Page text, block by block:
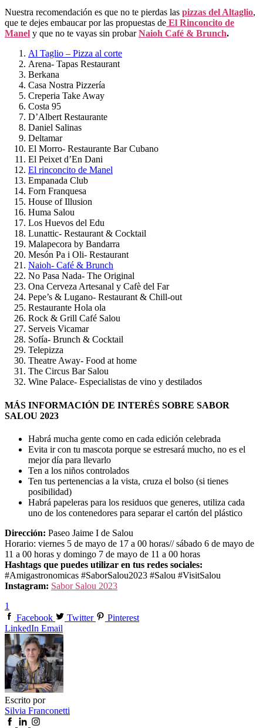
Nuestra recomendación es que no te pierdas las pizzas del Altaglio,
que te dejes embaucar por las propuestas de El Rinconcito de
Manel y que no te vayas sin probarNaioh Café & Brunch.
Al Taglio – Pizza al corte
Arena- Tapas Restaurant
Berkana
Casa Nostra Pizzería
Creperia Take Away
Costa 95
D’Albert Restaurante
Daniel Salinas
Deltamar
El Morro- Restaurante Bar Cubano
El Peixet d’En Dani
El rinconcito de Manel
Empanada Club
Forn Franquesa
House of Illusion
Huma Salou
Los Huevos del Edu
Lunattic- Restaurant & Cocktail
Malapecora by Bandarra
Mesón Pa i Oli- Restaurant
Naioh- Café & Brunch
No Pasa Nada- The Original
Ona Cerveza Artesanal y Cafè del Far
Pepe’s & Lugano- Restaurant & Chill-out
Restaurante Hola ola
Rock & Grill Café Salou
Serveis Vicamar
Sofía- Brunch & Cocktail
Telepizza
Theatre Away- Food at home
The Circus Bar Salou
Wine Palace- Especialistas de vino y destilados
MÁS INFORMACIÓN DE INTERÉS SOBRE SABOR
SALOU 2023
Habrá mucha gente como en cada edición celebrada
Evita ir con tu mascota porque se estresará mucho, no es el
mejor día para llevarlo
Ten a los niños controlados
Ten tus pertenencias a la vista, cruza el bolso (si tienes
posibilidad)
Habrá papeleras para los residuos que generes, utiliza cada
uno de los contenedores para separar el cartón del plástico
Dirección: Paseo Jaime I de Salou
Horario: viernes 5 de mayo de 17 a 00 horas// sábado 6 de mayo de
11 a 00 horas y domingo 7 de mayo de 11 a 00 horas
Hashtags que puedes utilizar en tus redes sociales:
#Amigastronomicas #SaborSalou2023 #Salou #VisitSalou
Instagram: Sabor Salou 2023
1
Facebook
Twitter
Pinterest
LinkedIn Email
Escrito por
Silvia Franconetti